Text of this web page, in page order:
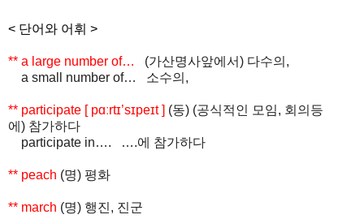
< 단어와 어휘 >
** a large number of… (가산명사앞에서) 다수의 ,
a small number of… 소수의 ,
** participate [ pɑːrtɪ’sɪpeɪt ] (동) (공식적인 모임, 회의등
에 ) 참가하다
participate in…. ….에 참가하다
** peach (명) 평화
** march (명) 행진, 진군